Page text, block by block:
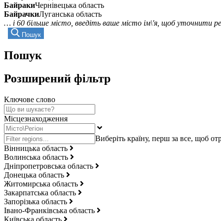
БайракиЧернівецька область
БайрачкиЛуганська область
… і 60 більше місто, введіть ваше місто ім\'я, щоб уточнити
Пошук
Пошук
Розширений фільтр
Ключове слово
Місцезнаходження
Вінницька область
Волинська область
Дніпропетровська область
Донецька область
Житомирська область
Закарпатська область
Запорізька область
Івано-Франківська область
Київська область